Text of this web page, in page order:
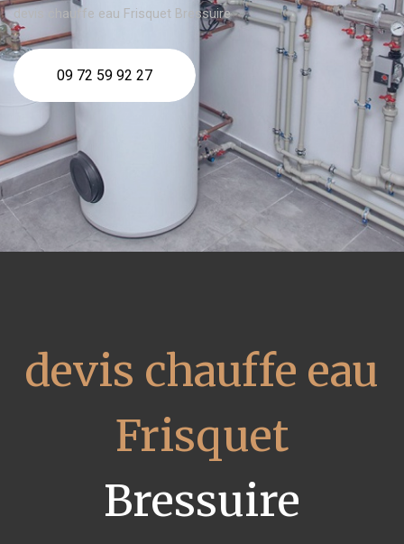
devis chauffe eau Frisquet Bressuire
09 72 59 92 27
devis chauffe eau
Frisquet
Bressuire